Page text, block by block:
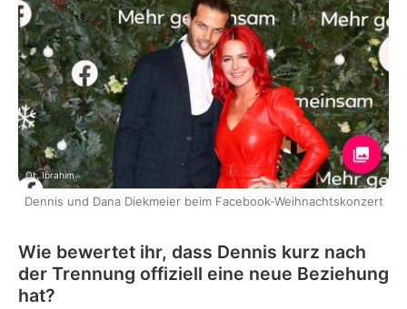
Ot, Ibrahim
Dennis und Dana Diekmeier beim Facebook-Weihnachtskonzert
Wie bewertet ihr, dass Dennis kurz nach
der Trennung offiziell eine neue Beziehung
hat?